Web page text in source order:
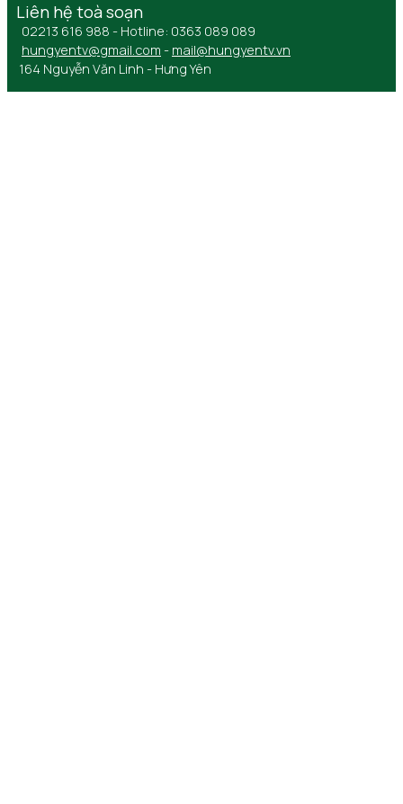
Liên hệ toà soạn
02213 616 988 - Hotline: 0363 089 089
hungyentv@gmail.com - mail@hungyentv.vn
164 Nguyễn Văn Linh - Hưng Yên